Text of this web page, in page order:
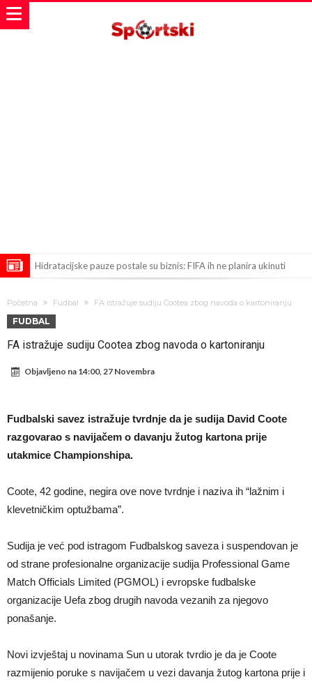
Hidratacijske pauze postale su biznis: FIFA ih ne planira ukinuti
Atletika?!
Ovo se Novaku nikad nije dešavalo: Sinner i Alcaraz odustaju, a
Jake Paul kreće u rušenje UFC-a
Mudrik se vratio na teren nakon više od 600 dana. Odmah ide na
Početna Fudbal FA istražuje sudiju Cootea zbog navoda o kartoniranju
FUDBAL
FA istražuje sudiju Cootea zbog navoda o kartoniranju
Objavljeno na 14:00, 27 Novembra
Fudbalski savez istražuje tvrdnje da je sudija David Coote
razgovarao s navijačem o davanju žutog kartona prije
utakmice Championshipa.
Coote, 42 godine, negira ove nove tvrdnje i naziva ih “lažnim i
klevetničkim optužbama”.
Sudija je već pod istragom Fudbalskog saveza i suspendovan je
od strane profesionalne organizacije sudija Professional Game
Match Officials Limited (PGMOL) i evropske fudbalske
organizacije Uefa zbog drugih navoda vezanih za njegovo
ponašanje.
Novi izvještaj u novinama Sun u utorak tvrdio je da je Coote
razmijenio poruke s navijačem u vezi davanja žutog kartona prije i